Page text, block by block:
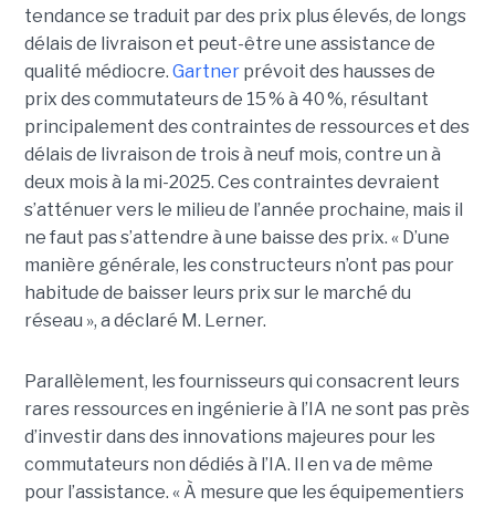
tendance se traduit par des prix plus élevés, de longs
délais de livraison et peut-être une assistance de
qualité médiocre. Gartnerprévoit des hausses de
prix des commutateurs de 15 % à 40 %, résultant
principalement des contraintes de ressources et des
délais de livraison de trois à neuf mois, contre un à
deux mois à la mi-2025. Ces contraintes devraient
s’atténuer vers le milieu de l’année prochaine, mais il
ne faut pas s’attendre à une baisse des prix. « D’une
manière générale, les constructeurs n’ont pas pour
habitude de baisser leurs prix sur le marché du
réseau », a déclaré M. Lerner.
Parallèlement, les fournisseurs qui consacrent leurs
rares ressources en ingénierie à l’IA ne sont pas près
d’investir dans des innovations majeures pour les
commutateurs non dédiés à l’IA. Il en va de même
pour l’assistance. « À mesure que les équipementiers